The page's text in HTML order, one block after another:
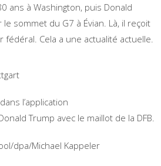
ans à Washington, puis Donald
sommet du G7 à Évian. Là, il reçoit
fédéral. Cela a une actualité actuelle.
l’application
Trump avec le maillot de la DFB.
dpa/Michael Kappeler